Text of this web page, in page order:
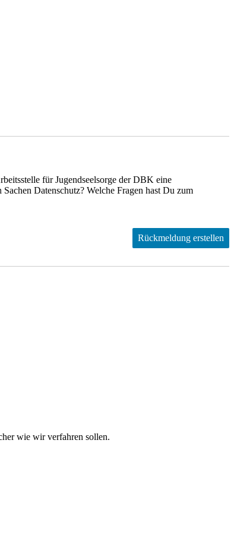
für Jugendseelsorge der DBK eine
Datenschutz? Welche Fragen hast Du zum
Rückmeldung erstellen
wie wir verfahren sollen.